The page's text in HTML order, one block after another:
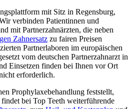
mit Sitz in Regensburg,
verbinden Patientinnen und
mit Partnerzahnärzten, die neben
Zahnersatz zu fairen Preisen
Partnerlaboren im europäischen
vom deutschen Partnerzahnarzt in
Einsetzen finden bei Ihnen vor Ort
erforderlich.
Prophylaxebehandlung feststellt,
bei Top Teeth weiterführende